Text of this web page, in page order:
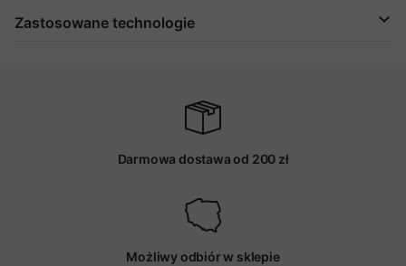
Zastosowane technologie
Darmowa dostawa od 200 zł
Możliwy odbiór w sklepie